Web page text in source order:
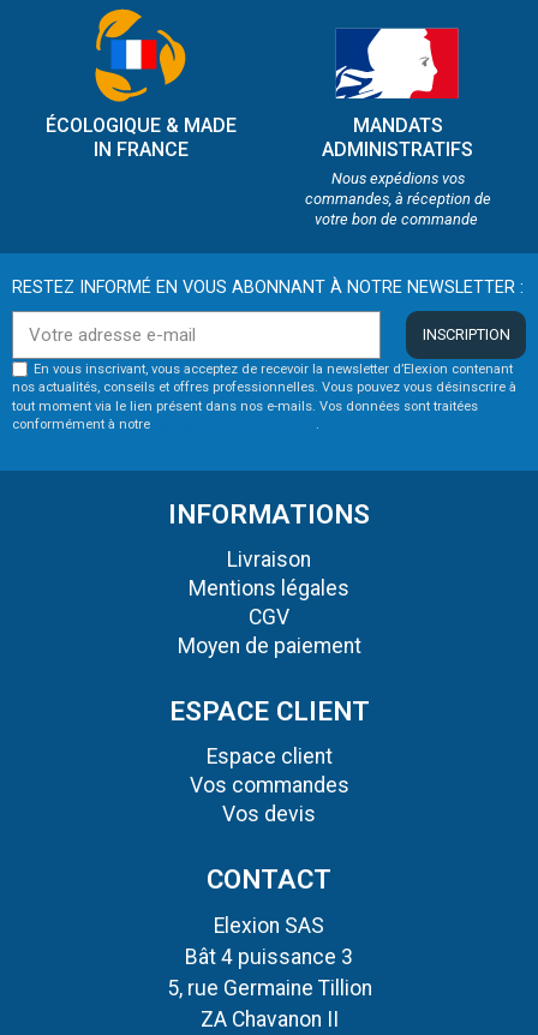
ÉCOLOGIQUE & MADE
IN FRANCE
MANDATS
ADMINISTRATIFS
Nous expédions vos
commandes, à réception de
votre bon de commande
RESTEZ INFORMÉ EN VOUS ABONNANT À NOTRE NEWSLETTER :
INSCRIPTION
En vous inscrivant, vous acceptez de recevoir la newsletter d’Elexion contenant
nos actualités, conseils et offres professionnelles. Vous pouvez vous désinscrire à
tout moment via le lien présent dans nos e-mails. Vos données sont traitées
conformément à notre
.
INFORMATIONS
Livraison
Mentions légales
CGV
Moyen de paiement
ESPACE CLIENT
Espace client
Vos commandes
Vos devis
CONTACT
Elexion SAS
Bât 4 puissance 3
5, rue Germaine Tillion
ZA Chavanon II